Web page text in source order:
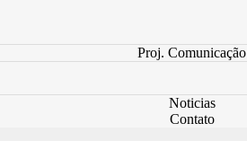
Proj. Comunicação
Noticias
Contato